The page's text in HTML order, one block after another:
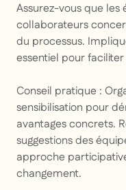
Assurez-vous que les
collaborateurs
du processus.
essentiel pour
Conseil pratique :
sensibilisation pour
avantages concrets.
suggestions des
approche
changement.